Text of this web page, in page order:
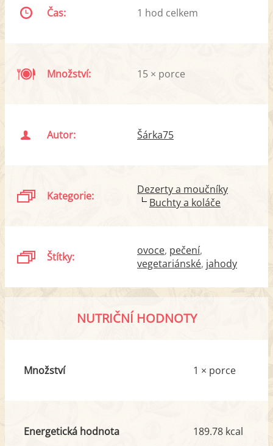
Čas: 1 hod celkem
Množství: 15 × porce
Autor: Šárka75
Kategorie:
Dezerty a moučníky
Buchty a koláče
Štítky: ovoce pečení
vegetariánské jahody
NUTRIČNÍ HODNOTY
Množství 1 × porce
Energetická hodnota 189.78 kcal